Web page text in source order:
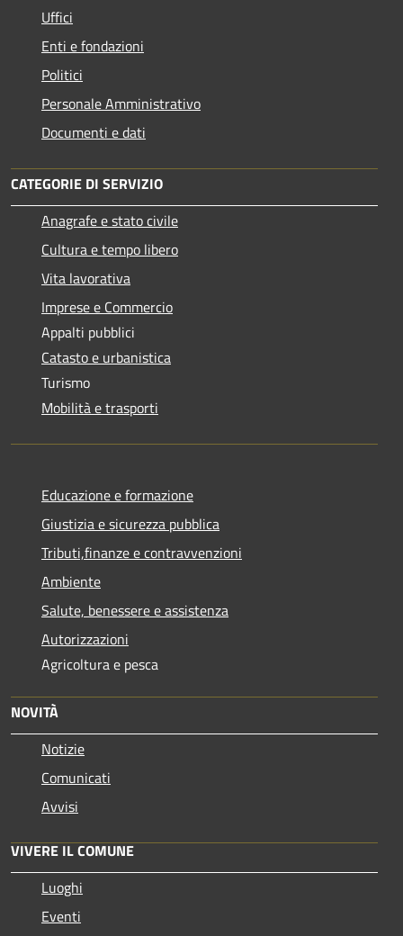
Uffici
Enti e fondazioni
Politici
Personale Amministrativo
Documenti e dati
CATEGORIE DI SERVIZIO
Anagrafe e stato civile
Cultura e tempo libero
Vita lavorativa
Imprese e Commercio
Appalti pubblici
Catasto e urbanistica
Turismo
Mobilità e trasporti
Educazione e formazione
Giustizia e sicurezza pubblica
Tributi,finanze e contravvenzioni
Ambiente
Salute, benessere e assistenza
Autorizzazioni
Agricoltura e pesca
NOVITÀ
Notizie
Comunicati
Avvisi
VIVERE IL COMUNE
Luoghi
Eventi